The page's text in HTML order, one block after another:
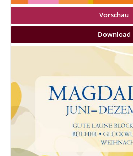
Vorschau
Download